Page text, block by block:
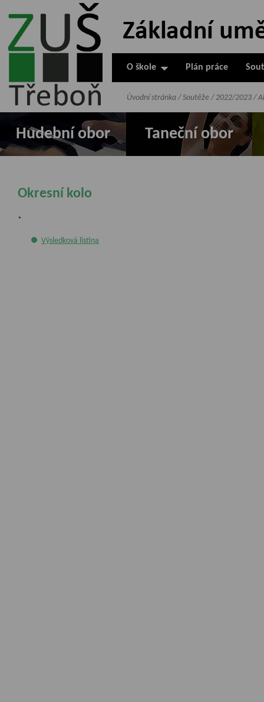
ZUŠ Třeboň -
Základní
umělecká škola
O škole Plán práce
Hudební obor Taneční obor
Úvodní stránka / Soutěže / 2022/2023 /
Okresní kolo
*
Výsledková listina